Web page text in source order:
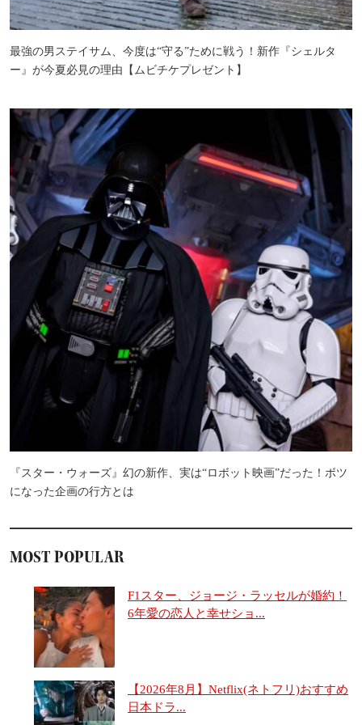
最強の男ステイサム、今度は“守る”ために戦う！新作『シェルタ
ー』が今夏必見の理由【ムビチケプレゼント】
『スター・ウォーズ』幻の新作、実は“ロボット映画”だった！ボツ
になった企画の行方とは
MOST POPULAR
F1スター、ジョージ・ラッセルが婚約！
6年愛の恋人と幸せショ...
【2026年8月】Netflix(ネトフリ)おすすめ
日本ドラ...